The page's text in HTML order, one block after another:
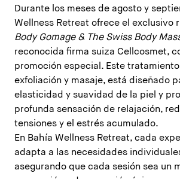
Durante los meses de agosto y
Wellness Retreat ofrece el exclusivo
Body Gomage & The Swiss Body
reconocida firma suiza Cellcosmet,
promoción especial. Este
exfoliación y masaje, está diseñado
elasticidad y suavidad de la piel y
profunda sensación de relajación,
tensiones y el estrés acumulado.
En Bahía Wellness Retreat, cada
adapta a las necesidades
asegurando que cada sesión sea un